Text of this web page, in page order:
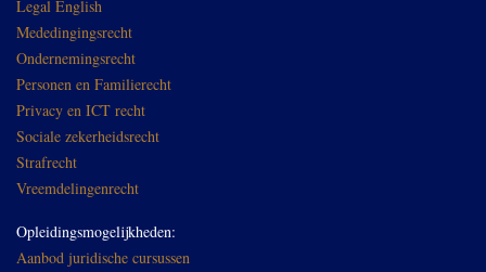
Legal English
Mededingingsrecht
Ondernemingsrecht
Personen en Familierecht
Privacy en ICT recht
Sociale zekerheidsrecht
Strafrecht
Vreemdelingenrecht
Opleidingsmogelijkheden:
Aanbod juridische cursussen